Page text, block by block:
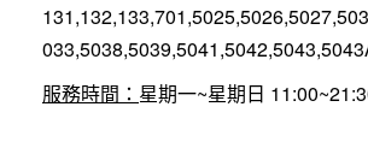
服務時間： 星期一~星期日